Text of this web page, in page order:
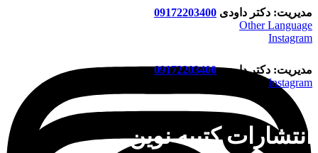
مدیریت: دکتر داودی 09172203400
Other Language
Instagram
مدیریت: دکتر داودی09172203400
Instagram
انتشارات کتیبه نوین